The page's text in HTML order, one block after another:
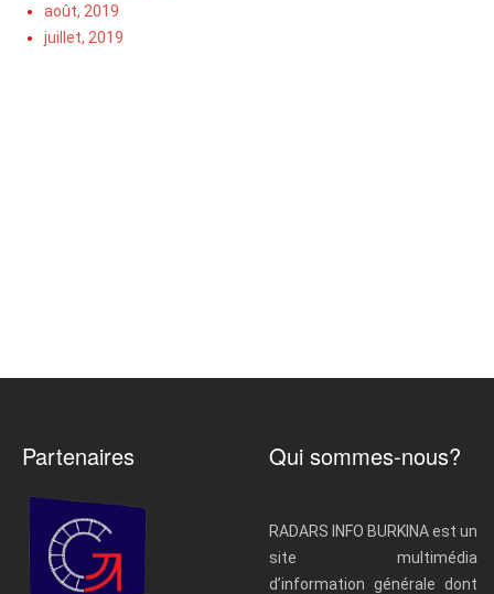
août, 2019
juillet, 2019
Partenaires Qui sommes-nous?
RADARS INFO BURKINA est un
site multimédia
d’information générale dont